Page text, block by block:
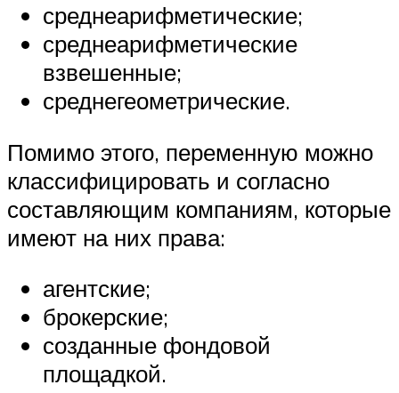
среднеарифметические;
среднеарифметические
взвешенные;
среднегеометрические.
Помимо этого, переменную можно
классифицировать и согласно
составляющим компаниям, которые
имеют на них права:
агентские;
брокерские;
созданные фондовой
площадкой.